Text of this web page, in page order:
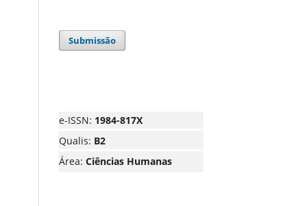
Submissão
e-ISSN: 1984-817X
Qualis: B2
Área: Ciências Humanas